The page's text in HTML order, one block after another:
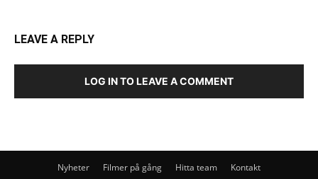
LEAVE A REPLY
LOG IN TO LEAVE A COMMENT
Nyheter Filmer på gång Hitta team Kontakt